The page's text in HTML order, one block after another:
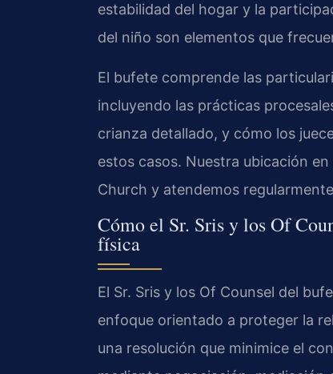
estabilidad del hogar y la
del niño son elementos que
El bufete comprende las
incluyendo las prácticas
crianza detallado, y cómo los
estos casos. Nuestra ubicación
Church y atendemos
Cómo el Sr. Sris y los Of
física
El Sr. Sris y los Of Counsel del
enfoque orientado a proteger la
una resolución que minimice el